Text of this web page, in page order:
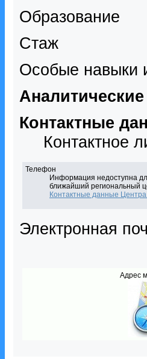
Образование
Стаж
Особые навыки
Контактные
Контактное
Телефон
Информация недоступна
ближайший региональный
Контактные данные
Электронная
Адрес